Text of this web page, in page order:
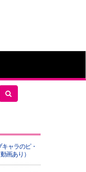
キャラのピ・
画あり）